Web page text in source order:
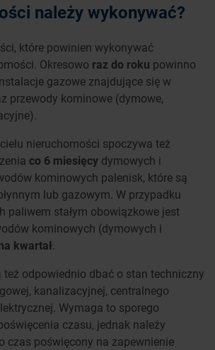
należy wykonywać?
które powinien wykonywać
Okresowo raz do roku powinno
gazowe znajdujące się w
przewody kominowe (dymowe,
nieruchomości spoczywa też
co 6 miesięcy dymowych i
kominowych palenisk, które są
lub gazowym. W przypadku
paliwem stałym obowiązkowe jest
kominowych (dymowych i
kwartał.
też odpowiednio dbać o stan techniczny
kanalizacyjnej, centralnego
Wymaga to sporego
czasu, jednak należy
czas poświęcony na zapewnienie